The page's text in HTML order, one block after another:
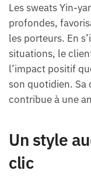
Les sweats Yin-
profondes,
les porteurs. En
situations, le
l’impact positif
son quotidien.
contribue à une
Un style
clic